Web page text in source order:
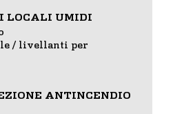
LOCALI UMIDI
/ livellanti per
ANTINCENDIO